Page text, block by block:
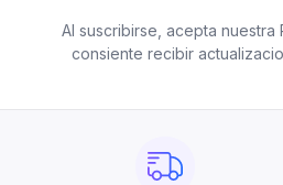
Al suscribirse, acepta
consiente recibir